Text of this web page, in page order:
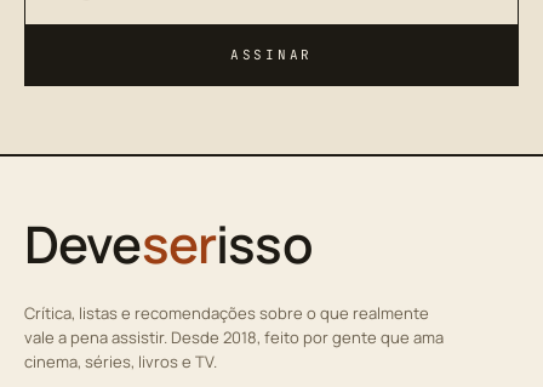
ASSINAR
Deveserisso
Crítica, listas e recomendações sobre o que realmente
vale a pena assistir. Desde 2018, feito por gente que ama
cinema, séries, livros e TV.